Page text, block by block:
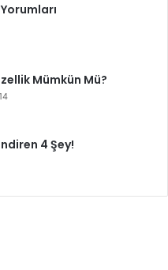
Mümkün Mü?
4 Şey!